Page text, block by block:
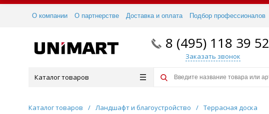
О компании О партнерстве Доставка и оплата Подбор профессионалов
8 (495) 118 39 52
Заказать звонок
Каталог товаров
Каталог товаров / Ландшафт и благоустройство / Террасная доска